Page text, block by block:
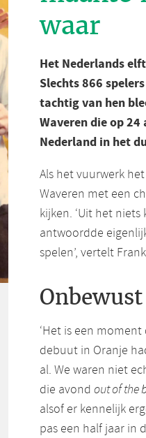
waar
Het Nederlands
Slechts 866
tachtig van hen
Waveren die op
Nederland in het
Als het vuurwerk
Waveren met een
kijken. ‘Uit het
antwoordde
spelen’, vertelt
‘Het is een
debuut in Oranje
al. We waren niet
die avond out of the
alsof er kennelijk
pas een half jaar in